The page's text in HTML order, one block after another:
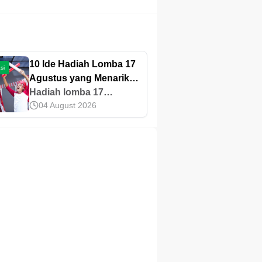
10 Ide Hadiah Lomba 17
Agustus yang Menarik
dan Bermanfaat Banget!
Hadiah lomba 17
Agustus beragam dan
biasanya menjadi
04 August 2026